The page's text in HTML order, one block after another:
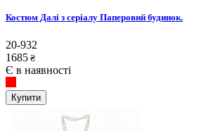
Костюм Далі з серіалу Паперовий будинок.
20-932
1685 ₴
Є в наявності
Купити